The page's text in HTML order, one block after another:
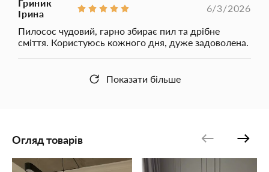
пилососом KS ваше прибирання буде простим, а результат –
бездоганним.
Гриник
Ірина
6/3/2026
Пилосос чудовий, гарно збирає пил та дрібне
сміття. Користуюсь кожного дня, дуже задоволена.
Показати більше
Огляд товарів